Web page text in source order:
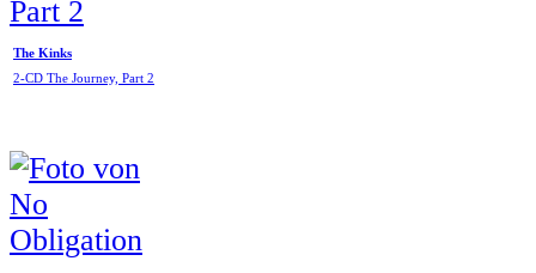
The Kinks
2-CD The Journey, Part 2